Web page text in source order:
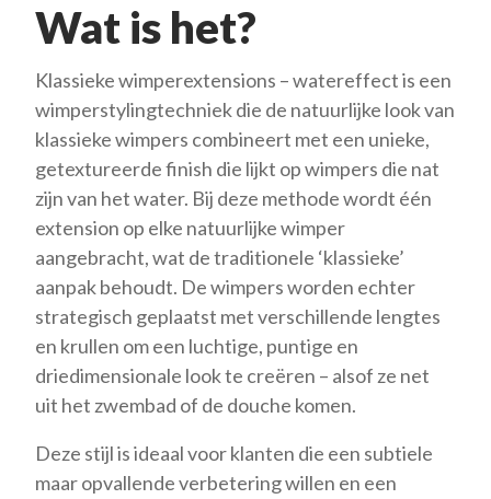
Wat is het?
Klassieke wimperextensions – watereffect is een
wimperstylingtechniek die de natuurlijke look van
klassieke wimpers combineert met een unieke,
getextureerde finish die lijkt op wimpers die nat
zijn van het water. Bij deze methode wordt één
extension op elke natuurlijke wimper
aangebracht, wat de traditionele ‘klassieke’
aanpak behoudt. De wimpers worden echter
strategisch geplaatst met verschillende lengtes
en krullen om een ​​luchtige, puntige en
driedimensionale look te creëren – alsof ze net
uit het zwembad of de douche komen.
Deze stijl is ideaal voor klanten die een subtiele
maar opvallende verbetering willen en een